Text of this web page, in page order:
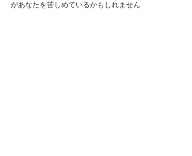
があなたを苦しめているかもしれません